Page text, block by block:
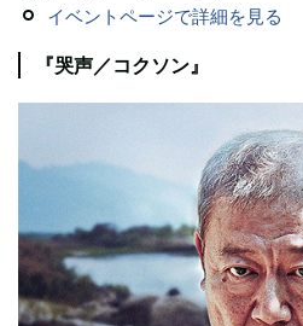
イベントページで詳細を見る
『哭声／コクソン』